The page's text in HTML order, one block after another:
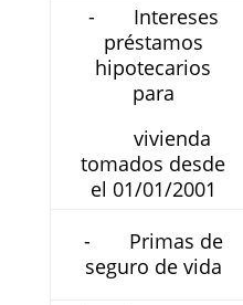
- Intereses
préstamos
hipotecarios
para
vivienda
tomados desde
el 01/01/2001
- Primas de
seguro de vida